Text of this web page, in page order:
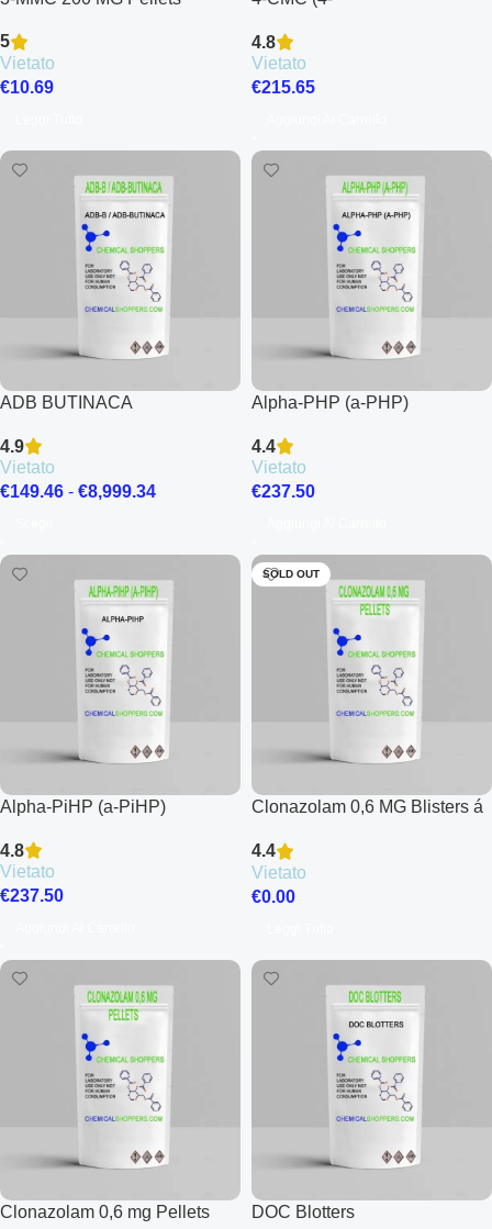
5
Vietato
€10.69
4.8
Vietato
€215.65
ADB BUTINACA
4.9
Vietato
€149.46 - €8,999.34
Alpha-PHP (a-PHP)
4.4
Vietato
€237.50
Alpha-PiHP (a-PiHP)
4.8
Vietato
€237.50
SOLD OUT
Clonazolam 0,6 MG Blisters á
4.4
Vietato
€0.00
Clonazolam 0,6 mg Pellets DOC Blotters